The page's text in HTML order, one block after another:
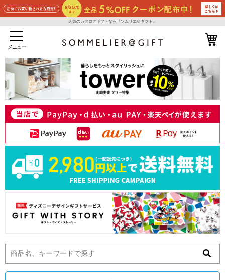
人気のカタログギフトなら『ソムリエ＠ギフト』
メニュー